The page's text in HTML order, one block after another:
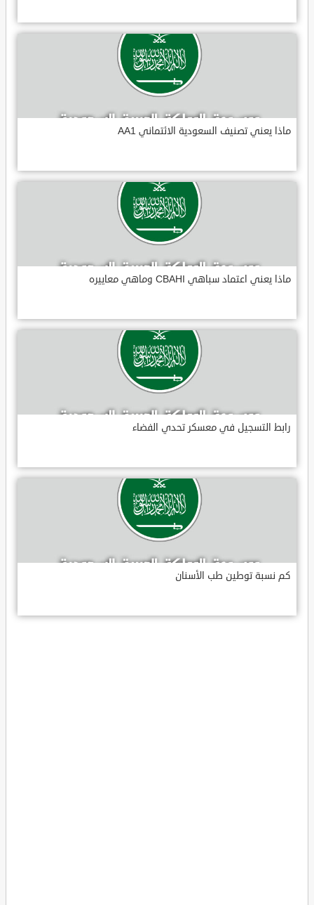
ماذا يعني تصنيف السعودية الائتماني AA1
ماذا يعني اعتماد سباهي CBAHI وماهي معاييره
رابط التسجيل في معسكر تحدي الفضاء
كم نسبة توطين طب الأسنان